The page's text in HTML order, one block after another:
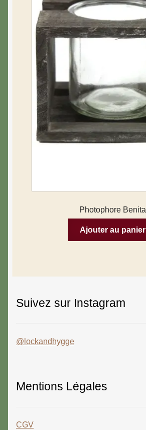
Photophore Benita
Ajouter au panier
Suivez sur Instagram
@lockandhygge
Mentions Légales
CGV